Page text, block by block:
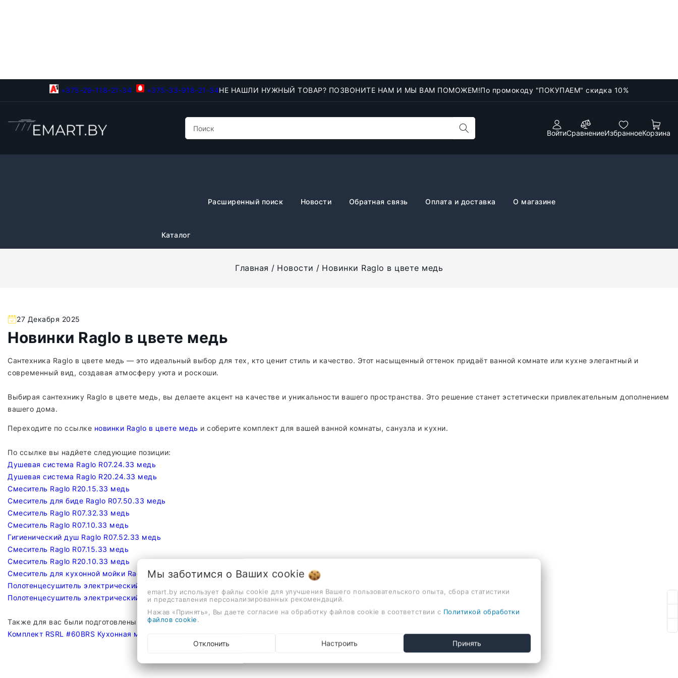
+375-29-118-21-34 +375-33-918-21-34НЕ НАШЛИ НУЖНЫЙ ТОВАР? ПОЗВОНИТЕ НАМ И МЫ ВАМ ПОМОЖЕМ!По промокоду "ПОКУПАЕМ" скидка 10%
ВойтиСравнениеИзбранноеКорзина
Каталог
Расширенный поиск Новости Обратная связь Оплата и доставка О магазине
Главная Новости Новинки Raglo в цвете медь
27 Декабря 2025
Новинки Raglo в цвете медь
Сантехника Raglo в цвете медь — это идеальный выбор для тех, кто ценит стиль и качество. Этот насыщенный оттенок придаёт ванной комнате или кухне элегантный и
современный вид, создавая атмосферу уюта и роскоши.
Выбирая сантехнику Raglo в цвете медь, вы делаете акцент на качестве и уникальности вашего пространства. Это решение станет эстетически привлекательным дополнением
вашего дома.
Переходите по ссылке новинки Raglo в цвете медь и соберите комплект для вашей ванной комнаты, санузла и кухни.
По ссылке вы надйете следующие позиции:
Душевая система Raglo R07.24.33 медь
Душевая система Raglo R20.24.33 медь
Смеситель Raglo R20.15.33 медь
Смеситель для биде Raglo R07.50.33 медь
Смеситель Raglo R07.32.33 медь
Смеситель Raglo R07.10.33 медь
Гигиенический душ Raglo R07.52.33 медь
Смеситель Raglo R07.15.33 медь
Смеситель Raglo R20.10.33 медь
Смеситель для кухонной мойки Raglo R20.63.33
Полотенцесушитель электрический Raglo R350.11.33 настенный сенсорный узкий с терморегулятором, медь
Полотенцесушитель электрический Raglo R350.17.33 настенный сенсорный узкий с терморегулятором, медь
Также для вас были подготовлены готовые комплекты
Комплект RSRL #60BRS Кухонная мойка Roxen Snake 560220-60-BRS PVD (бронза) Смеситель для кухонной мойки Raglo R20.63.33
Мы заботимся о Ваших cookie
emart.by использует файлы cookie для улучшения Вашего пользовательского опыта, сбора статистики
и представления персонализированных рекомендаций.
Нажав «Принять», Вы даете согласие на обработку файлов cookie в соответствии с Политикой обработки
файлов cookie.
Отклонить Настроить Принять